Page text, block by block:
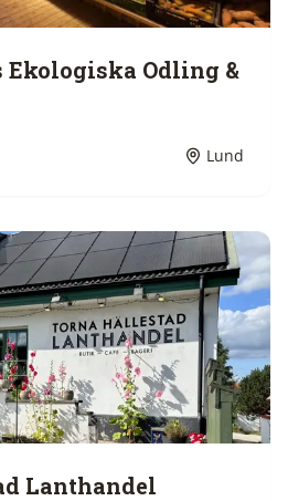
Ekologiska Odling &
Lund
Lanthandel